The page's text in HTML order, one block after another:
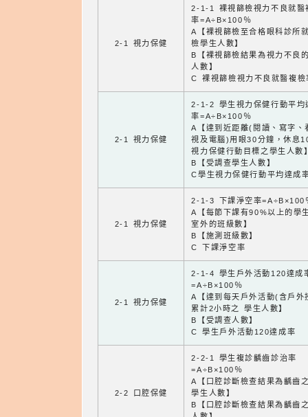
2-1 視力保健
2-1-1 裸視篩檢視力不良就醫
率=A÷B×100％
A【裸視篩檢至合格眼科診所
檢學生人數】
B【裸視篩檢結果為視力不良
人數】
C 裸視篩檢視力不良就醫複檢
2-1 視力保健
2-1-2 學生視力保健行動平均
率=A÷B×100％
A【達到近距離(閱讀、寫字、
視及電腦)用眼30分鐘，休息
視力保健行動目標之學生人數
B【受調查學生人數】
C學生視力保健行動平均達成
2-1 視力保健
2-1-3 下課淨空率=A÷B×100
A【每節下課有90%以上的學
室外的班級數】
B【施測班級數】
C 下課淨空率
2-1 視力保健
2-1-4 學生戶外活動120達成
=A÷B×100％
A【達到每天戶外活動(含戶外
累計2小時之 學生人數】
B【受調查人數】
C 學生戶外活動120達成率
2-2 口腔保健
2-2-1 學生複診齲齒診治率
=A÷B×100％
A【口腔診斷檢查結果為齲齒
學生人數】
B【口腔診斷檢查結果為齲齒